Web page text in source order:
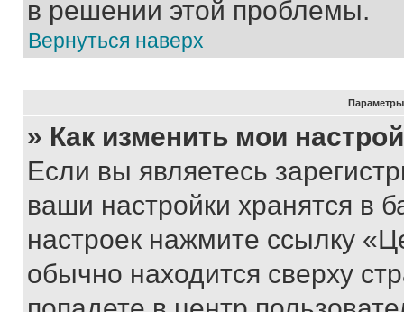
в решении этой проблемы.
Вернуться наверх
Параметры
» Как изменить мои
Если вы являетесь
ваши настройки хранятся в
настроек нажмите ссылку
обычно находится сверху